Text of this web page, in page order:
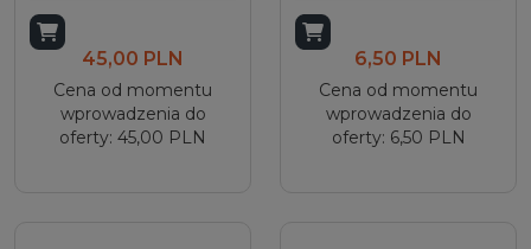
Dodaj do koszyka
45,00 PLN
Cena od momentu
wprowadzenia do
oferty: 45,00 PLN
Dodaj do koszyka
6,50 PLN
Cena od momentu
wprowadzenia do
oferty: 6,50 PLN